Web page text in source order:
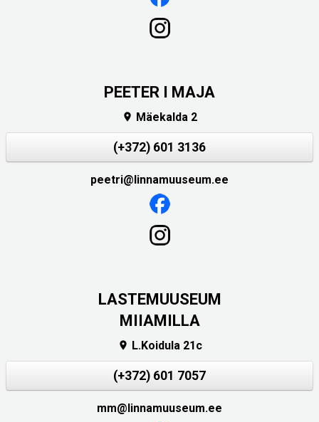
PEETER I MAJA
 Mäekalda 2
(+372) 601 3136
peetri@linnamuuseum.ee
LASTEMUUSEUM
MIIAMILLA
 L.Koidula 21c
(+372) 601 7057
mm@linnamuuseum.ee